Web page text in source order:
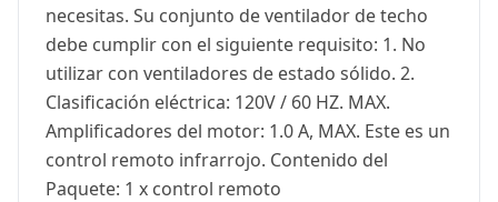
necesitas. Su conjunto de ventilador de techo
debe cumplir con el siguiente requisito: 1. No
utilizar con ventiladores de estado sólido. 2.
Clasificación eléctrica: 120V / 60 HZ. MAX.
Amplificadores del motor: 1.0 A, MAX. Este es un
control remoto infrarrojo. Contenido del
Paquete: 1 x control remoto